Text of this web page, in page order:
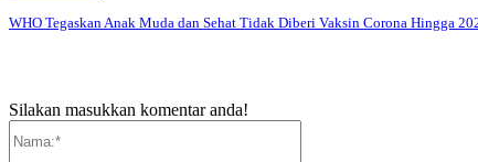
WHO Tegaskan Anak Muda dan Sehat Tidak Diberi Vaksin Corona Hingga
Silakan masukkan komentar anda!